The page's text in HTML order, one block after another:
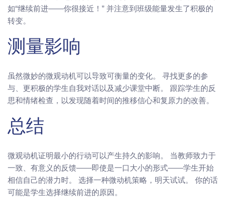
如“继续前进——你很接近！” 并注意到班级能量发生了积极的
转变。
测量影响
虽然微妙的微观动机可以导致可衡量的变化。 寻找更多的参
与、更积极的学生自我对话以及减少课堂中断。 跟踪学生的反
思和情绪检查，以发现随着时间的推移信心和复原力的改善。
总结
微观动机证明最小的行动可以产生持久的影响。 当教师致力于
一致、有意义的反馈——即使是一口大小的形式——学生开始
相信自己的潜力时。 选择一种微动机策略，明天试试。 你的话
可能是学生选择继续前进的原因。